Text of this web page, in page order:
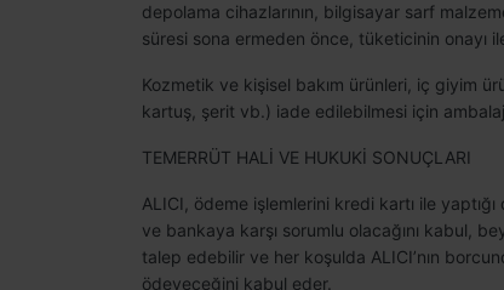
depolama cihazlarının, bilgisayar sarf
süresi sona ermeden önce, tüketicinin onayı
Kozmetik ve kişisel bakım ürünleri, iç giyim
kartuş, şerit vb.) iade edilebilmesi için
TEMERRÜT HALİ VE HUKUKİ SONUÇLARI
ALICI, ödeme işlemlerini kredi kartı ile
ve bankaya karşı sorumlu olacağını kabul,
talep edebilir ve her koşulda ALICI’nın
ödeyeceğini kabul eder.